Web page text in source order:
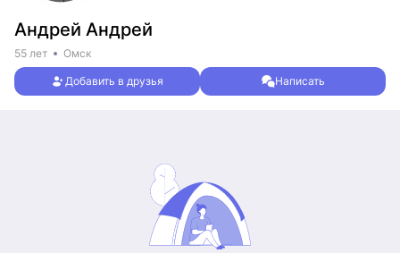
Андрей Андрей
55 лет Омск
Добавить в друзья Написать